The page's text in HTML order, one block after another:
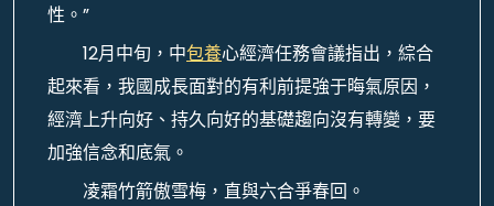
性。”
12月中旬，中包養心經濟任務會議指出，綜合
起來看，我國成長面對的有利前提強于晦氣原因，
經濟上升向好、持久向好的基礎趨向沒有轉變，要
加強信念和底氣。
凌霜竹箭傲雪梅，直與六合爭春回。